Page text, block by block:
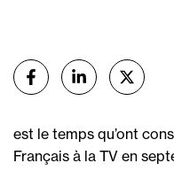
Partager
sur Facebook
sur Linkedin
sur X
est le temps qu’ont
Français à la TV en